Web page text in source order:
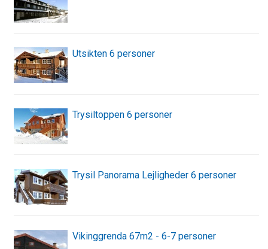
Utsikten 6 personer
Trysiltoppen 6 personer
Trysil Panorama Lejligheder 6 personer
Vikinggrenda 67m2 - 6-7 personer